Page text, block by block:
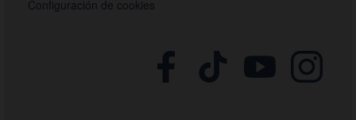
Configuración de cookies